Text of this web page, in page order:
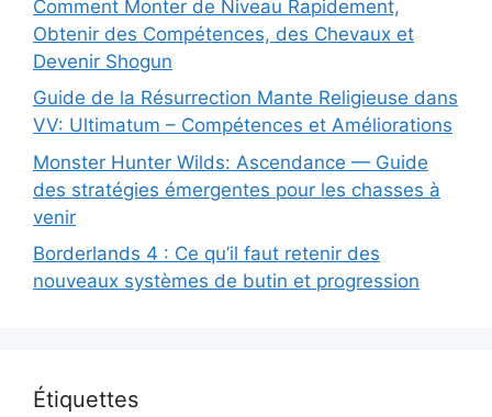
Comment Monter de Niveau Rapidement,
Obtenir des Compétences, des Chevaux et
Devenir Shogun
Guide de la Résurrection Mante Religieuse dans
VV: Ultimatum – Compétences et Améliorations
Monster Hunter Wilds: Ascendance — Guide
des stratégies émergentes pour les chasses à
venir
Borderlands 4 : Ce qu’il faut retenir des
nouveaux systèmes de butin et progression
Étiquettes